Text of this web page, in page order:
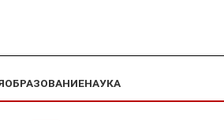
ОБРАЗОВАНИЕНАУКА